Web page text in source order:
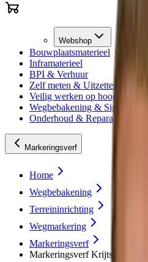
Webshop
Bouwplaatsmaterieel
Inframaterieel
BPI & Verhuur
Zelf meten & Uitzetten
Veilig werken op hoogte
Wegbebakening & Signing
Onderhoud & Reparatie
Markeringsverf
Home
Wegbebakening
Terreininrichting
Wegmarkering
Markeringsverf
Markeringsverf Krijtspray